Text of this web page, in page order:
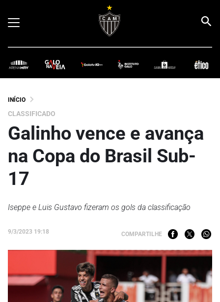
INÍCIO
CLASSIFICADO
Galinho vence e avança
na Copa do Brasil Sub-
17
Iseppe e Luis Gustavo fizeram os gols da classificação
9/3/2023 19:18 COMPARTILHE